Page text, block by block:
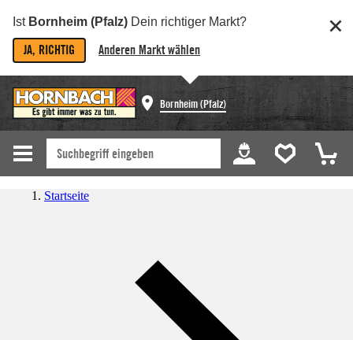
Ist Bornheim (Pfalz) Dein richtiger Markt?
JA, RICHTIG Anderen Markt wählen
Bornheim (Pfalz)
Startseite